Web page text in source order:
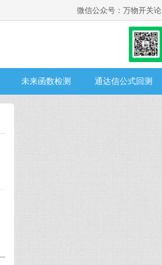
微信公众号：万物开关论
未来函数检测 通达信公式回测